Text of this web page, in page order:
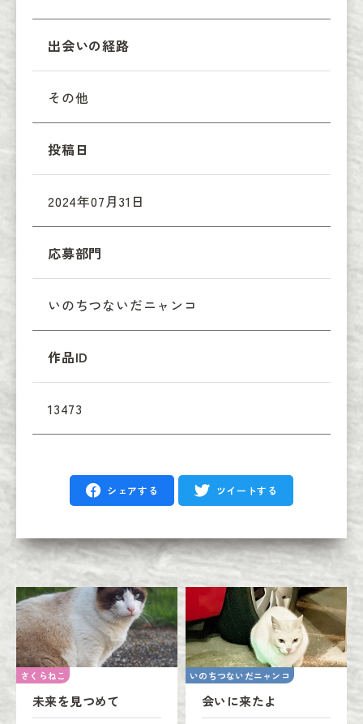
出会いの経路
その他
投稿日
2024年07月31日
応募部門
いのちつないだニャンコ
作品ID
13473
シェアする ツイートする
さくらねこ
未来を見つめて
いのちつないだニャンコ
会いに来たよ